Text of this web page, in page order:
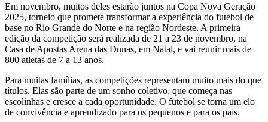
Em novembro, muitos deles estarão juntos na Copa Nova Geração
2025, torneio que promete transformar a experiência do futebol de
base no Rio Grande do Norte e na região Nordeste. A primeira
edição da competição será realizada de 21 a 23 de novembro, na
Casa de Apostas Arena das Dunas, em Natal, e vai reunir mais de
800 atletas de 7 a 13 anos.
Para muitas famílias, as competições representam muito mais do que
títulos. Elas são parte de um sonho coletivo, que começa nas
escolinhas e cresce a cada oportunidade. O futebol se torna um elo
de convivência e aprendizado para os pequenos e para os pais.